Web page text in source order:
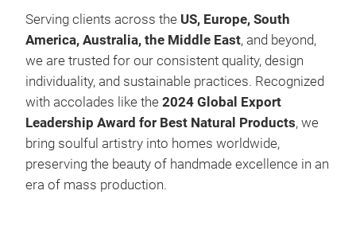
Serving clients across the US, Europe, South
America, Australia, the Middle East, and beyond,
we are trusted for our consistent quality, design
individuality, and sustainable practices. Recognized
with accolades like the 2024 Global Export
Leadership Award for Best Natural Products, we
bring soulful artistry into homes worldwide,
preserving the beauty of handmade excellence in an
era of mass production.